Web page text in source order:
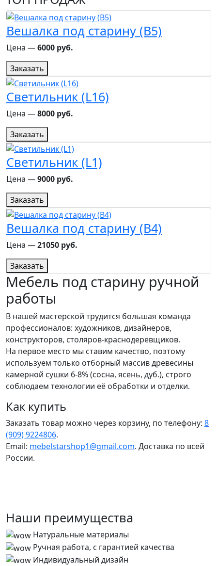
Вешалка под старину (B5)
Цена ―6000 руб.
Заказать
Светильник (L16)
Цена ―8000 руб.
Заказать
Светильник (L1)
Цена ―9000 руб.
Заказать
Вешалка под старину (B4)
Цена ―21050 руб.
Заказать
Мебель под старину ручной
работы
В нашей мастерской трудится большая команда
профессионалов: художников, дизайнеров,
конструкторов, столяров-краснодеревщиков.
На первое место мы ставим качество, поэтому
используем только отборный массив древесины
камерной сушки 6-8% (сосна, ясень, дуб.), строго
соблюдаем технологии её обработки и отделки.
Как купить
Заказать товар можно через корзину, по телефону: 8
(909) 9224806.
Email: mebelstarshop1@gmail.com. Доставка по всей
России.
Наши преимущества
Натуральные материалы
Ручная работа, с гарантией качества
Индивидуальный дизайн